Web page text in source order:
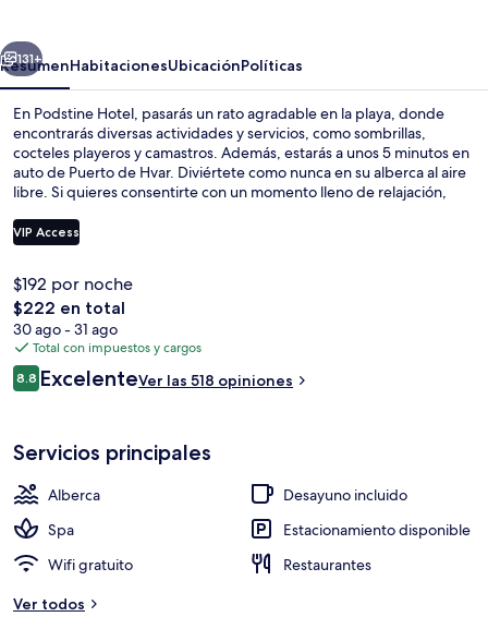
Siguiente
131+
ResumenHabitacionesUbicaciónPolíticas
En Podstine Hotel, pasarás un rato agradable en la playa, donde
encontrarás diversas actividades y servicios, como sombrillas,
cocteles playeros y camastros. Además, estarás a unos 5 minutos en
auto de Puerto de Hvar. Diviértete como nunca en su alberca al aire
libre. Si quieres consentirte con un momento lleno de relajación,
facial o una sesión de aromaterapia. Restaurant Amo sirve el
desayuno, la comida y la cena. La propiedad destaca por su bar o
bien de las amenidades y características como el personal amable y
la ubicación ideal para recorrer la zona a pie.
VIP Access
$192 por noche
El
precio
total
es
de
$222 en total
30 ago - 31 ago
Total con impuestos y cargos
Opiniones
8.88.8 de 10,
ExcelenteVer las 518 opiniones
Servicios principales
Alberca
Desayuno incluido
Spa
Estacionamiento disponible
Wifi gratuito
Restaurantes
Ver todos